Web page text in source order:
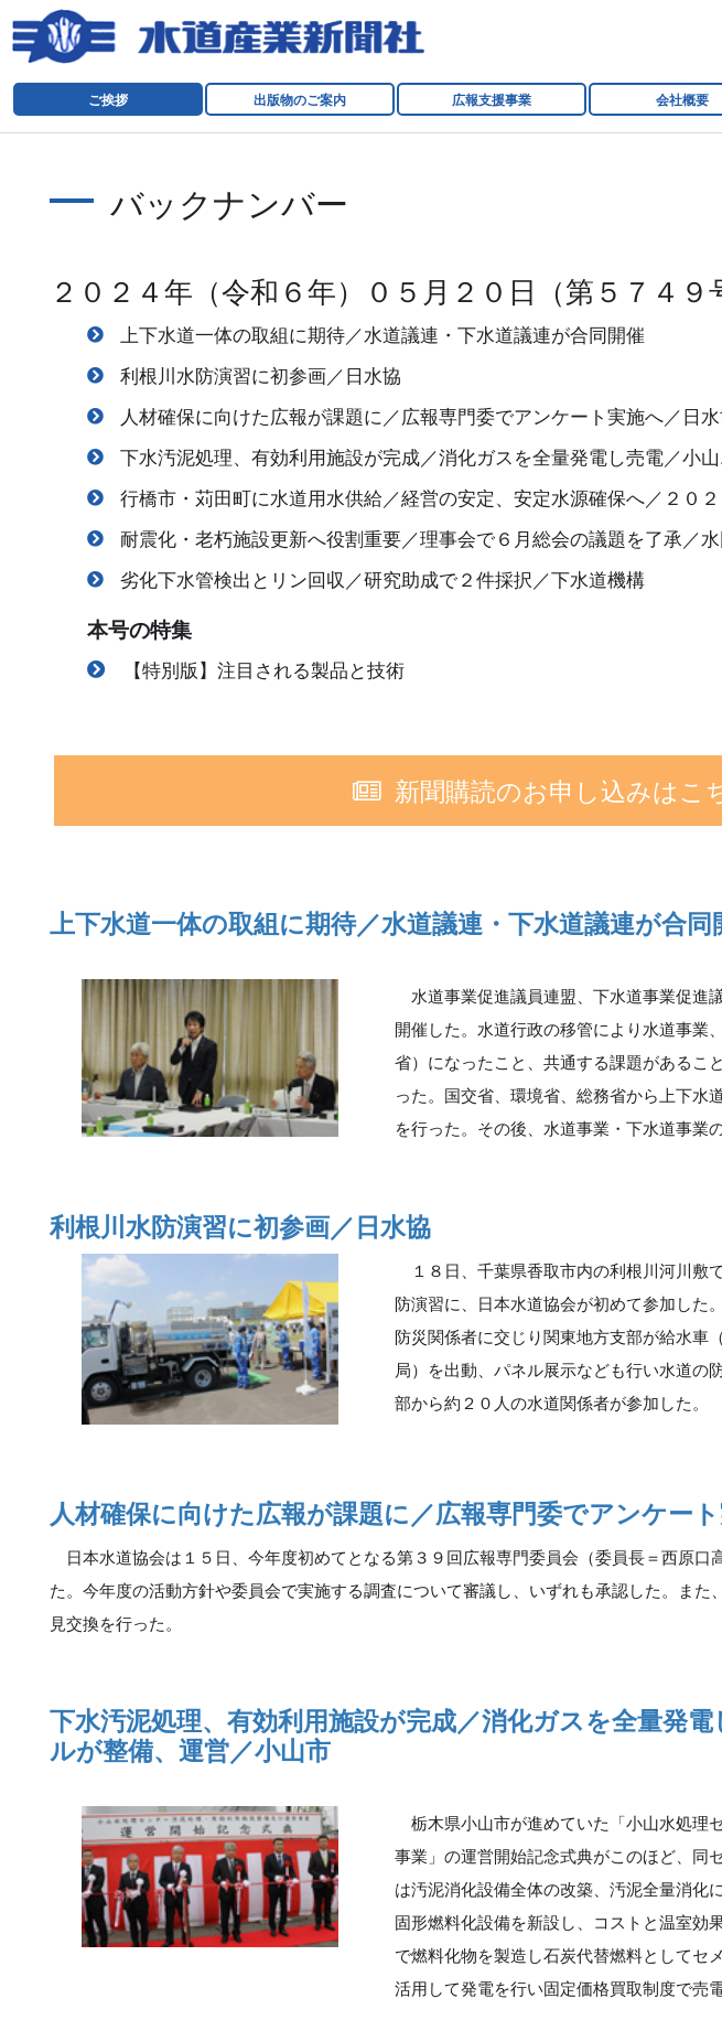
ご挨拶 出版物のご案内 広報支援事業 会社概要
バックナンバー
２０２４年（令和６年）０５月２０日（第５７４９
上下水道一体の取組に期待／水道議連・下水道議連が合同開催
利根川水防演習に初参画／日水協
人材確保に向けた広報が課題に／広報専門委でアンケート実施へ／日
下水汚泥処理、有効利用施設が完成／消化ガスを全量発電し売電／小
行橋市・苅田町に水道用水供給／経営の安定、安定水源確保へ／２０
耐震化・老朽施設更新へ役割重要／理事会で６月総会の議題を了承／
劣化下水管検出とリン回収／研究助成で２件採択／下水道機構
本号の特集
【特別版】注目される製品と技術
新聞購読のお申し込みはこ
上下水道一体の取組に期待／水道議連・下水道議連が合同
水道事業促進議員連盟、下水道事業促進
開催した。水道行政の移管により水道事業
省）になったこと、共通する課題があるこ
った。国交省、環境省、総務省から上下水
を行った。その後、水道事業・下水道事業
利根川水防演習に初参画／日水協
１８日、千葉県香取市内の利根川河川敷
防演習に、日本水道協会が初めて参加した
防災関係者に交じり関東地方支部が給水車
局）を出動、パネル展示なども行い水道の
部から約２０人の水道関係者が参加した。
人材確保に向けた広報が課題に／広報専門委でアンケー
日本水道協会は１５日、今年度初めてとなる第３９回広報専門委員会（委員長＝西原口
た。今年度の活動方針や委員会で実施する調査について審議し、いずれも承認した。ま
見交換を行った。
下水汚泥処理、有効利用施設が完成／消化ガスを全量発
ルが整備、運営／小山市
栃木県小山市が進めていた「小山水処理
事業」の運営開始記念式典がこのほど、同
は汚泥消化設備全体の改築、汚泥全量消化
固形燃料化設備を新設し、コストと温室効
で燃料化物を製造し石炭代替燃料としてセ
活用して発電を行い固定価格買取制度で売